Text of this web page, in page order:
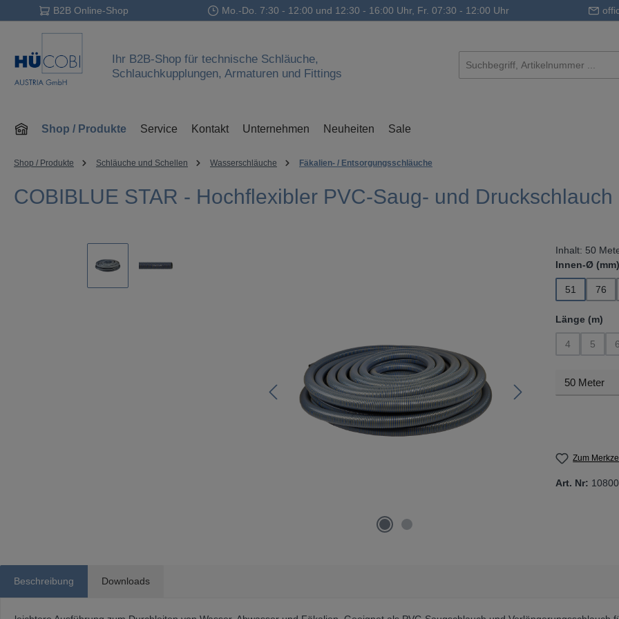
Hauptinhalt springen
Zur Suche springen
Zur Hauptnavigation springen
B2B Online-Shop Mo.-Do. 7:30 - 12:00 und 12:30 - 16:00 Uhr, Fr. 07:30 - 12:00 Uhr
Ihr B2B-Shop für technische Schläuche,
Schlauchkupplungen, Armaturen und Fittings
Shop / Produkte Service Kontakt Unternehmen Neuheiten Sale
Shop / Produkte Schläuche und Schellen Wasserschläuche Fäkalien- / Entsorgungsschläuche
COBIBLUE STAR - Hochflexibler PVC-Saug- und Druckschlauch
Inhalt: 50
Innen-Ø (mm)
51 76
Länge (m)
4 5 6
Zum
Art. Nr:
Beschreibung Downloads